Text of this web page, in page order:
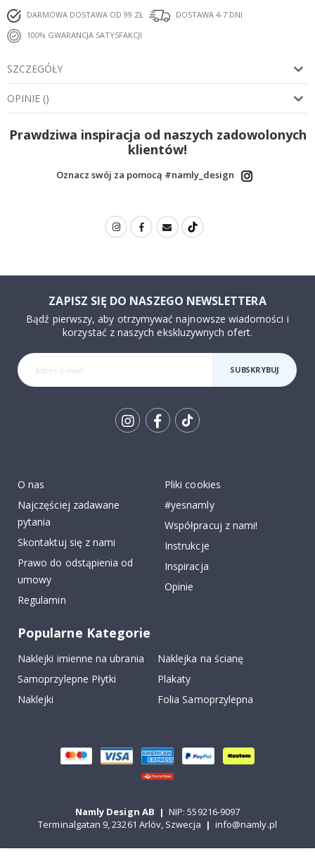
DARMOWA DOSTAWA OD 99 ZŁ
DOSTAWA 4-7 DNI
100% GWARANCJA SATYSFAKCJI
SZCZEGÓŁY
OPINIE ()
Prawdziwa inspiracja od naszych zadowolonych
klientów!
Oznacz swój za pomocą #namly_design
ZAPISZ SIĘ DO NASZEGO NEWSLETTERA
Bądź pierwszy, aby otrzymywać najnowsze wiadomości i
korzystać z naszych ekskluzywnych ofert.
SUBSKRYBUJ
O nas
Najczęściej zadawane
pytania
Skontaktuj się z nami
Prawo do odstąpienia od
umowy
Regulamin
Pliki cookies
#yesnamly
Współpracuj z nami!
Instrukcje
Inspiracja
Opinie
Popularne Kategorie
Naklejki imienne na ubrania
Naklejka na ścianę
Samoprzylepne Płytki
Plakaty
Naklejki
Folia Samoprzylepna
Namly Design AB | NIP: 559216-9097
Terminalgatan 9, 23261 Arlöv, Szwecja | info@namly.pl